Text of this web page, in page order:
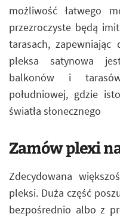
możliwość łatwego
przezroczyste będą
tarasach, zapewniając
pleksa satynowa
balkonów i
południowej, gdzie
światła słonecznego
Zamów plexi
Zdecydowana
pleksi. Duża część
bezpośrednio albo z